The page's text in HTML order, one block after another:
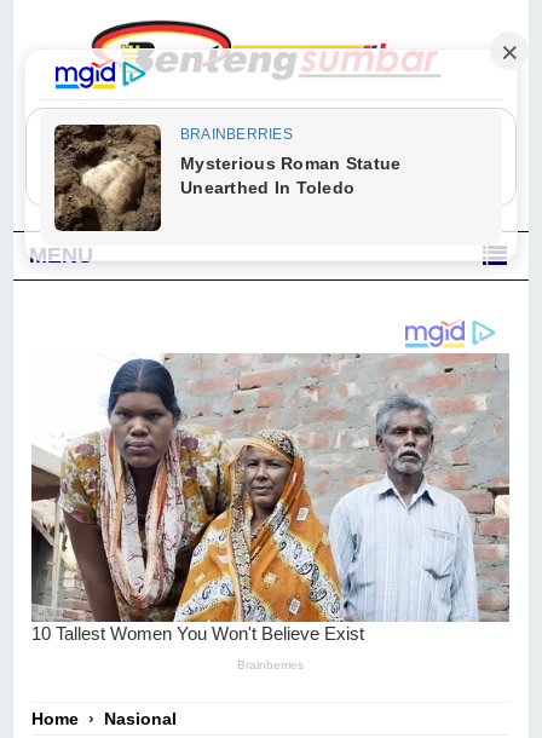
"Sesungguhnya Allah dan para malaikat-Nya berselawat untuk Nabi.
Wahai orang-orang yang beriman, berselawatlah kamu untuk Nabi dan
ucapkanlah salam dengan penuh penghormatan kepadanya." (Qs. Al
Ahzab Ayat 56)
MENU
Home › Nasional